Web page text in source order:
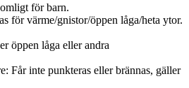
för barn.
för värme/gnistor/öppen låga/heta ytor.
öppen låga eller andra
Får inte punkteras eller brännas, gäller